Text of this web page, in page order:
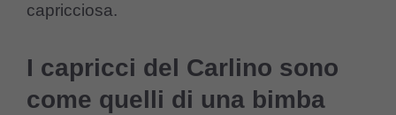
capricciosa.
I capricci del Carlino sono
come quelli di una bimba